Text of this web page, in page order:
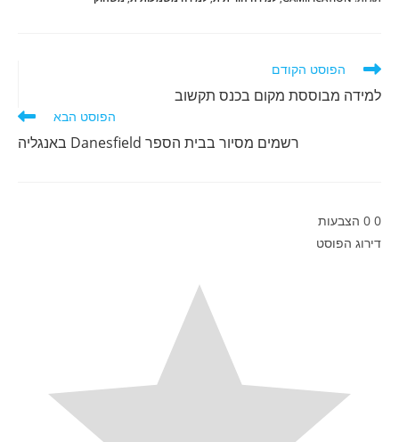
b
o
k
i
n
e
d
h
t
s
לקרוא
מאמרים
נוספים
הפוסט הקודם
למידה מבוססת מקום בכנס תקשוב
הפוסט הבא
רשמים מסיור בבית הספר Danesfield באנגליה
0
0 הצבעות
דירוג הפוסט